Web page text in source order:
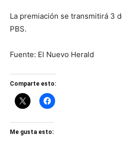
La premiación se transmitirá 3
PBS.
Fuente: El Nuevo Herald
Comparte esto:
Me gusta esto: